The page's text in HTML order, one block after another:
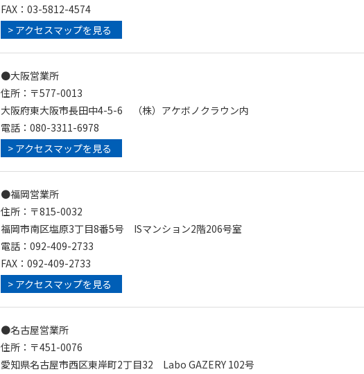
FAX：03-5812-4574
> アクセスマップを見る
●大阪営業所
住所：〒577-0013
大阪府東大阪市長田中4-5-6 （株）アケボノクラウン内
電話：080-3311-6978
> アクセスマップを見る
●福岡営業所
住所：〒815-0032
福岡市南区塩原3丁目8番5号 ISマンション2階206号室
電話：092-409-2733
FAX：092-409-2733
> アクセスマップを見る
●名古屋営業所
住所：〒451-0076
愛知県名古屋市西区東岸町2丁目32 Labo GAZERY 102号